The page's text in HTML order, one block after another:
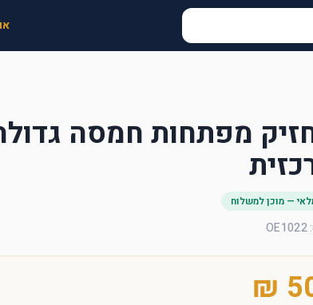
מפתחות חמסה
— מוכן למשלוח
:
OE1022